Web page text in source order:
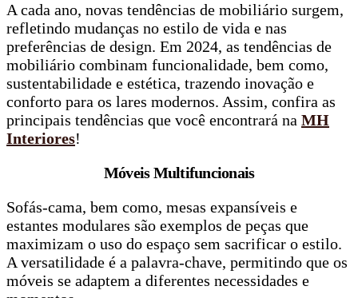
A cada ano, novas tendências de mobiliário surgem,
refletindo mudanças no estilo de vida e nas
preferências de design. Em 2024, as tendências de
mobiliário combinam funcionalidade, bem como,
sustentabilidade e estética, trazendo inovação e
conforto para os lares modernos. Assim, confira as
principais tendências que você encontrará na MH
Interiores!
Móveis Multifuncionais
Sofás-cama, bem como, mesas expansíveis e
estantes modulares são exemplos de peças que
maximizam o uso do espaço sem sacrificar o estilo.
A versatilidade é a palavra-chave, permitindo que os
móveis se adaptem a diferentes necessidades e